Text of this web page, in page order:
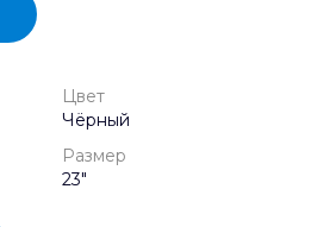
Цвет
Чёрный
Размер
23"